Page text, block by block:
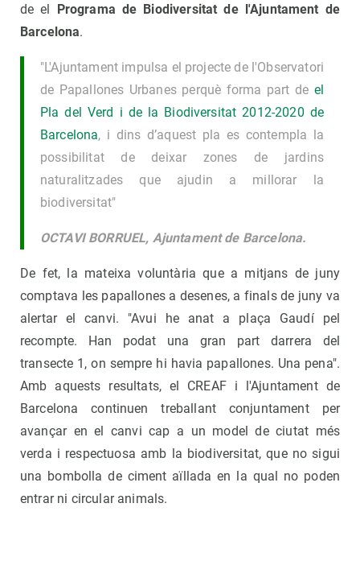
de el Programa de Biodiversitat de l'Ajuntament de
Barcelona.
"L'Ajuntament impulsa el projecte de l'Observatori
de Papallones Urbanes perquè forma part de el
Pla del Verd i de la Biodiversitat 2012-2020 de
Barcelona, ​​i dins d’aquest pla es contempla la
possibilitat de deixar zones de jardins
naturalitzades que ajudin a millorar la
biodiversitat"
OCTAVI BORRUEL, Ajuntament de Barcelona.
De fet, la mateixa voluntària que a mitjans de juny
comptava les papallones a desenes, a finals de juny va
alertar el canvi. "Avui he anat a plaça Gaudí pel
recompte. Han podat una gran part darrera del
transecte 1, on sempre hi havia papallones. Una pena".
Amb aquests resultats, el CREAF i l'Ajuntament de
Barcelona continuen treballant conjuntament per
avançar en el canvi cap a un model de ciutat més
verda i respectuosa amb la biodiversitat, que no sigui
una bombolla de ciment aïllada en la qual no poden
entrar ni circular animals.